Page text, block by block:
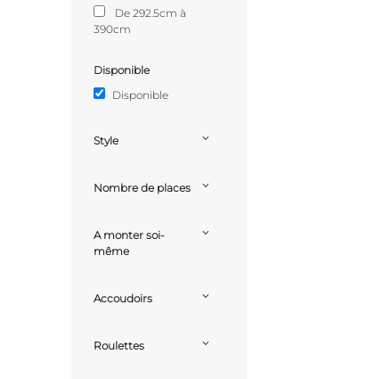
De 292.5cm à
390cm
Disponible
Disponible
Style
Nombre de places
A monter soi-
même
Accoudoirs
Roulettes